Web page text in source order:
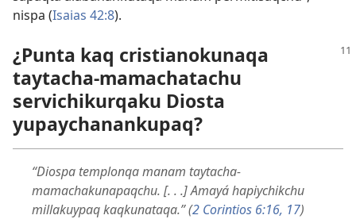
nispa (Isaias 42:8).
¿Punta kaq cristianokunaqa
taytacha-mamachatachu
servichikurqaku Diosta
yupaychanankupaq?
“Diospa templonqa manam taytacha-
mamachakunapaqchu. [. . .] Amayá hapiychikchu
millakuypaq kaqkunataqa.” (2 Corintios 6:16, 17)